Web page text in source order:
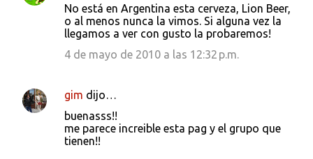
No está en Argentina esta cerveza, Lion Beer,
o al menos nunca la vimos. Si alguna vez la
llegamos a ver con gusto la probaremos!
4 de mayo de 2010 a las 12:32 p.m.
gim dijo…
buenasss!!
me parece increible esta pag y el grupo que
tienen!!